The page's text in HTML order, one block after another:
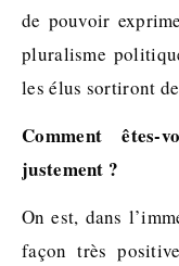
de pouvoir
pluralisme
les élus sortiront
Comment êtes-
justement ?
On est, dans
façon très